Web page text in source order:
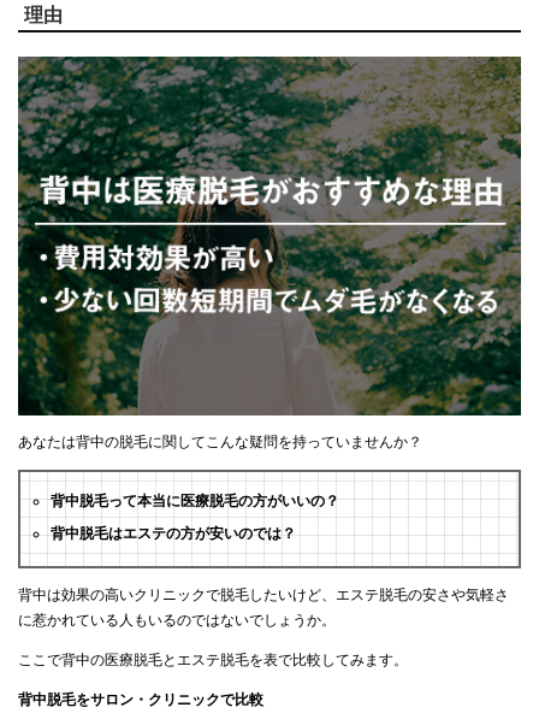
理由
あなたは背中の脱毛に関してこんな疑問を持っていませんか？
背中脱毛って本当に医療脱毛の方がいいの？
背中脱毛はエステの方が安いのでは？
背中は効果の高いクリニックで脱毛したいけど、エステ脱毛の安さや気軽さ
に惹かれている人もいるのではないでしょうか。
ここで背中の医療脱毛とエステ脱毛を表で比較してみます。
背中脱毛をサロン・クリニックで比較